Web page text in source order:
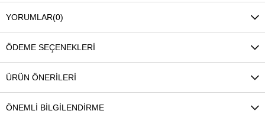
YORUMLAR(0)
ÖDEME SEÇENEKLERI
ÜRÜN ÖNERILERI
ÖNEMLI BILGILENDIRME